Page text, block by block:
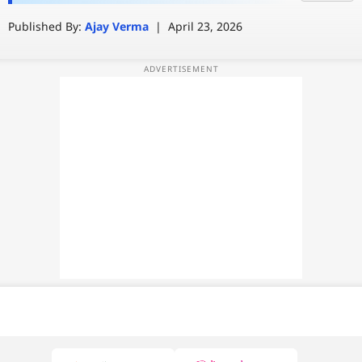
वेब स्टोरी
Published By: Ajay Verma | April 23, 2026